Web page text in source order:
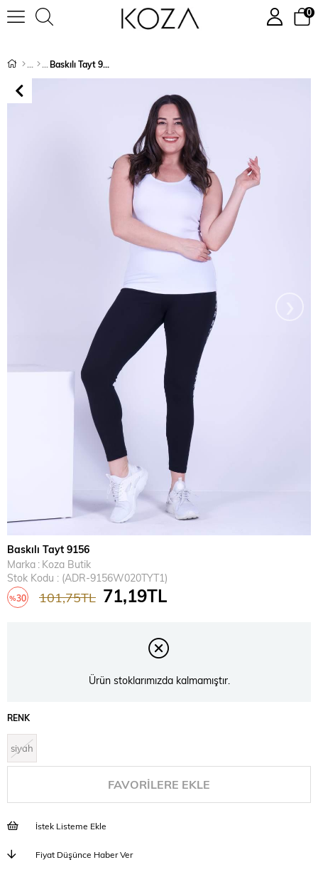
0
Baskılı Tayt 9156
Baskılı Tayt 9156
Marka : Koza Butik
Stok Kodu
(ADR-9156W020TYT1)
%30 101,75TL 71,19TL
Ürün stoklarımızda kalmamıştır.
RENK
siyah
FAVORILERE EKLE
İstek Listeme Ekle
Fiyat Düşünce Haber Ver